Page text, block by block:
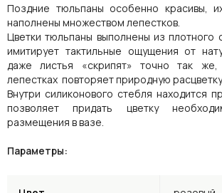
Поздние тюльпаны особенно красивы,
наполнены множеством лепестков.
Цветки тюльпаны выполнены из плотного
имитирует тактильные ощущения от
даже листья «скрипят» точно так
лепестках повторяет природную
Внутри силиконового стебля находится
позволяет придать цветку
размещения в вазе.
Параметры: